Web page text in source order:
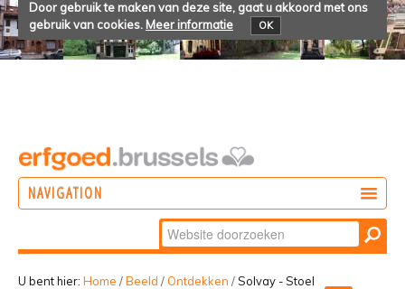
Door gebruik te maken van deze site, gaat u akkoord met ons
gebruik van cookies. Meer informatie OK
NAVIGATION
Zoek
Geavanceerd
zoeken...
U bent hier: Home /Beeld / Ontdekken /Solvay - Stoel